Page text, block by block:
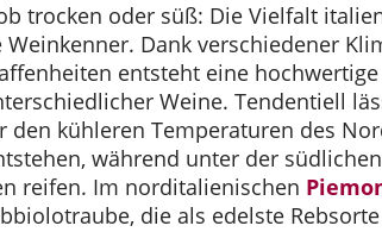
trocken oder süß: Die Vielfalt
Dank verschiedener
entsteht eine
Weine. Tendentiell
den kühleren Temperaturen des
während unter der
reifen. Im norditalienischen
die als edelste